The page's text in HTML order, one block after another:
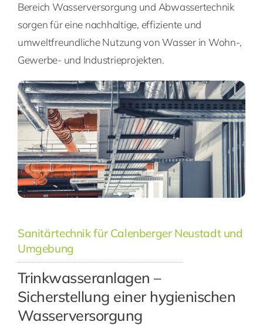
Bereich Wasserversorgung und Abwassertechnik
sorgen für eine nachhaltige, effiziente und
umweltfreundliche Nutzung von Wasser in Wohn-,
Gewerbe- und Industrieprojekten.
Sanitärtechnik für Calenberger Neustadt und
Umgebung
Trinkwasseranlagen –
Sicherstellung einer hygienischen
Wasserversorgung